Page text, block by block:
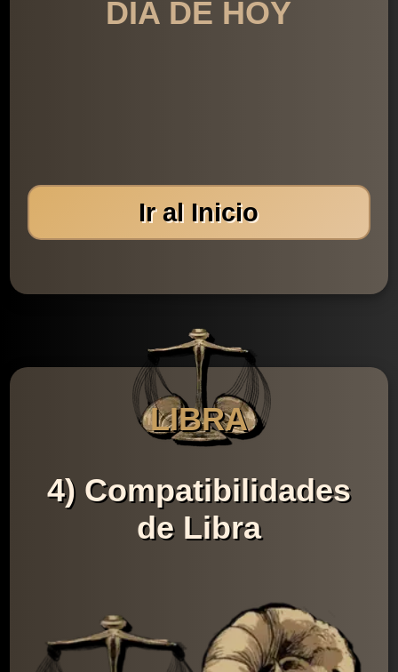
DÍA DE HOY
Ir al Inicio
LIBRA
4) Compatibilidades
de Libra